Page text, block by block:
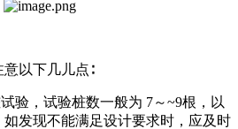
以下几儿点∶
验，试验桩数一般为 7～~9根，以
发现不能满足设计要求时，应及时